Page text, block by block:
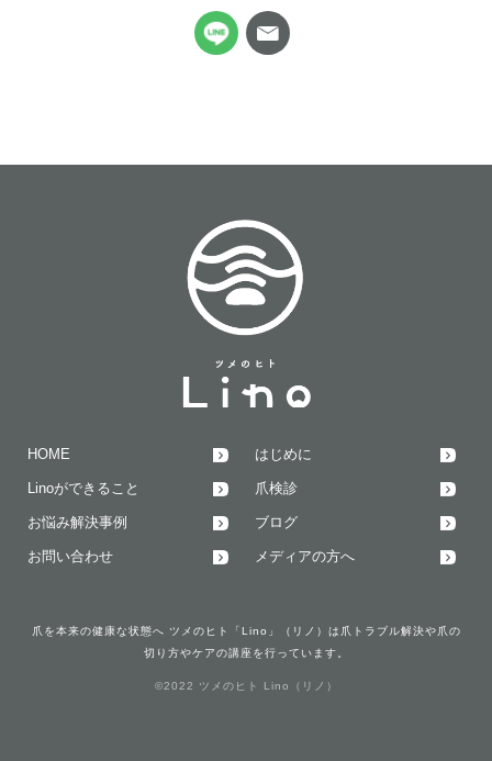
HOME はじめに
Linoができること 爪検診
お悩み解決事例 ブログ
お問い合わせ メディアの方へ
爪を本来の健康な状態へ ツメのヒト「Lino」（リノ）は爪トラブル解決や爪の
切り方やケアの講座を行っています。
©2022 ツメのヒト Lino（リノ）